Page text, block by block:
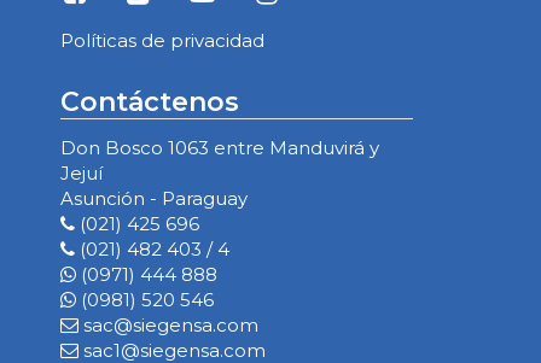
Políticas de privacidad
Contáctenos
Don Bosco 1063 entre Manduvirá y
Jejuí
Asunción - Paraguay
(021) 425 696
(021) 482 403 / 4
(0971) 444 888
(0981) 520 546
sac@siegensa.com
sac1@siegensa.com